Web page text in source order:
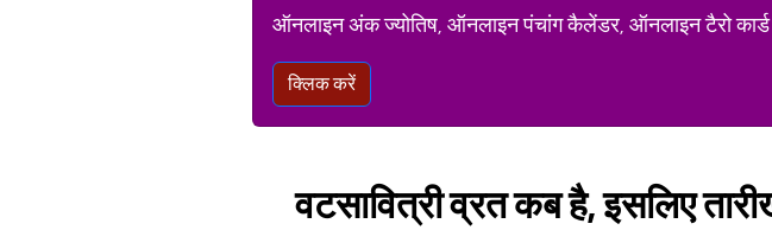
ऑनलाइन अंक ज्योतिष, ऑनलाइन पंचांग कैलेंडर, ऑनलाइन टैरो
क्लिक करें
वटसावित्री व्रत कब है, इसलिए